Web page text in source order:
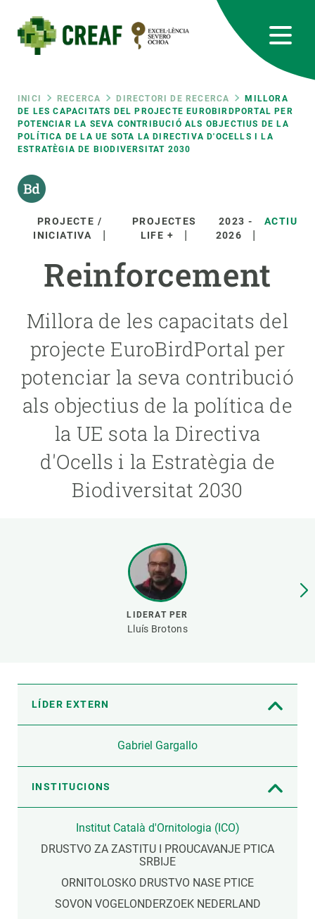
contingut
Fil
d'ariadna
INICI RECERCA DIRECTORI DE RECERCA
MILLORA
DE LES CAPACITATS DEL PROJECTE EUROBIRDPORTAL PER
POTENCIAR LA SEVA CONTRIBUCIÓ ALS OBJECTIUS DE LA
POLÍTICA DE LA UE SOTA LA DIRECTIVA D'OCELLS I LA
ESTRATÈGIA DE BIODIVERSITAT 2030
PROJECTE /
INICIATIVA
PROJECTES
LIFE +
2023 -
2026
ACTIU
Reinforcement
Millora de les capacitats del
projecte EuroBirdPortal per
potenciar la seva contribució
als objectius de la política de
la UE sota la Directiva
d'Ocells i la Estratègia de
Biodiversitat 2030
LIDERAT PER
Lluís Brotons
LÍDER EXTERN
Gabriel Gargallo
INSTITUCIONS
Institut Català d'Ornitologia (ICO)
DRUSTVO ZA ZASTITU I PROUCAVANJE PTICA
SRBIJE
ORNITOLOSKO DRUSTVO NASE PTICE
SOVON VOGELONDERZOEK NEDERLAND
RRSS
Featured
responsive
INTRANET
Responsive
menu
CIÈNCIA EN ACCIÓ
UNEIX-TE A NOSALTRES
PARTICIPA
NOTÍCIES I AGENDA